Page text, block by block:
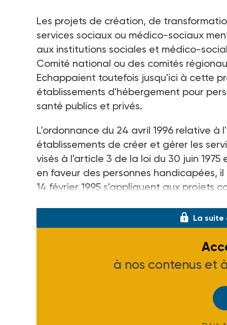
Les projets de création, de
services sociaux ou médico-sociaux
aux institutions sociales et médico-
Comité national ou des comités
Echappaient toutefois jusqu'ici à cette
établissements d'hébergement pour
santé publics et privés.
L'ordonnance du 24 avril 1996 relative
établissements de créer et gérer les
visés à l'article 3 de la loi du 30 juin
en faveur des personnes handicapées,
14 février 1995 s'appliquent aux projets
La suite
à nos contenus et